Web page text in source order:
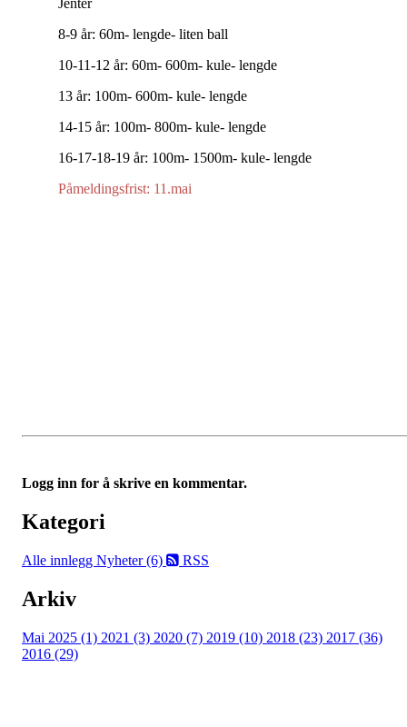
Jenter
8-9 år: 60m- lengde- liten ball
10-11-12 år: 60m- 600m- kule- lengde
13 år: 100m- 600m- kule- lengde
14-15 år: 100m- 800m- kule- lengde
16-17-18-19 år: 100m- 1500m- kule- lengde
Påmeldingsfrist: 11.mai
Logg inn for å skrive en kommentar.
Kategori
Alle innlegg Nyheter (6) RSS
Arkiv
Mai 2025 (1) 2021 (3) 2020 (7) 2019 (10) 2018 (23) 2017 (36)
2016 (29)